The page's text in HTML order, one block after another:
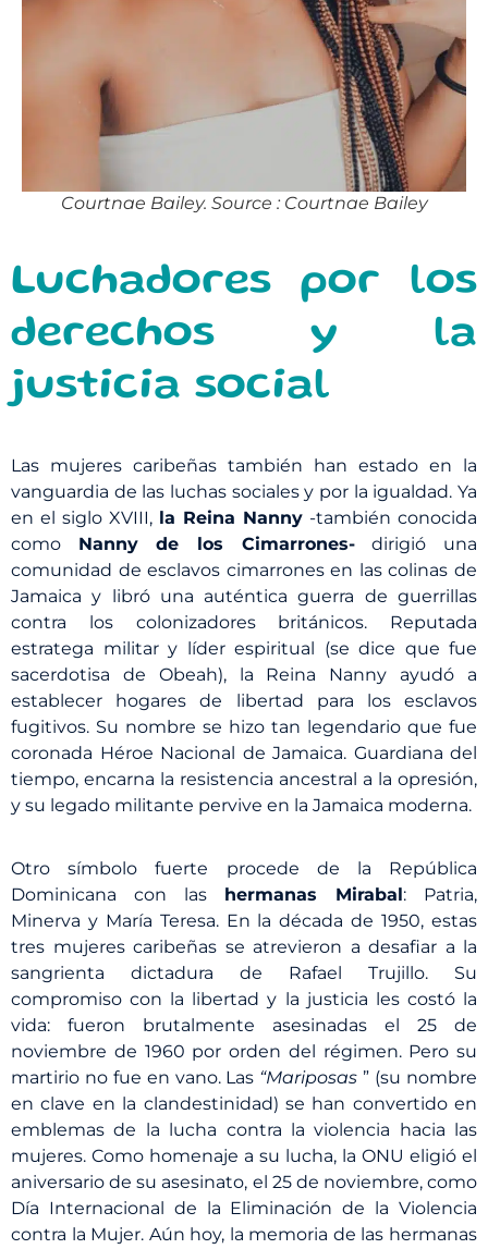
Courtnae Bailey. Source : Courtnae Bailey
Luchadores por los
derechos y la
justicia social
Las mujeres caribeñas también han estado en la
vanguardia de las luchas sociales y por la igualdad. Ya
en el siglo XVIII, la Reina Nanny -también conocida
como Nanny de los Cimarrones-dirigió una
comunidad de esclavos cimarrones en las colinas de
Jamaica y libró una auténtica guerra de guerrillas
contra los colonizadores británicos. Reputada
estratega militar y líder espiritual (se dice que fue
sacerdotisa de Obeah), la Reina Nanny ayudó a
establecer hogares de libertad para los esclavos
fugitivos. Su nombre se hizo tan legendario que fue
coronada Héroe Nacional de Jamaica. Guardiana del
tiempo, encarna la resistencia ancestral a la opresión,
y su legado militante pervive en la Jamaica moderna.
Otro símbolo fuerte procede de la República
Dominicana con las hermanas Mirabal: Patria,
Minerva y María Teresa. En la década de 1950, estas
tres mujeres caribeñas se atrevieron a desafiar a la
sangrienta dictadura de Rafael Trujillo. Su
compromiso con la libertad y la justicia les costó la
vida: fueron brutalmente asesinadas el 25 de
noviembre de 1960 por orden del régimen. Pero su
martirio no fue en vano. Las “Mariposas ” (su nombre
en clave en la clandestinidad) se han convertido en
emblemas de la lucha contra la violencia hacia las
mujeres. Como homenaje a su lucha, la ONU eligió el
aniversario de su asesinato, el 25 de noviembre, como
Día Internacional de la Eliminación de la Violencia
contra la Mujer. Aún hoy, la memoria de las hermanas